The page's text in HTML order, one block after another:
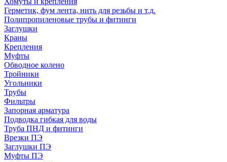
Герметик, фум лента, нить для резьбы и т.д.
Полипропиленовые трубы и фитинги
Заглушки
Краны
Крепления
Муфты
Обводное колено
Тройники
Угольники
Трубы
Фильтры
Запорная арматура
Подводка гибкая для воды
Труба ПНД и фитинги
Врезки ПЭ
Заглушки ПЭ
Муфты ПЭ